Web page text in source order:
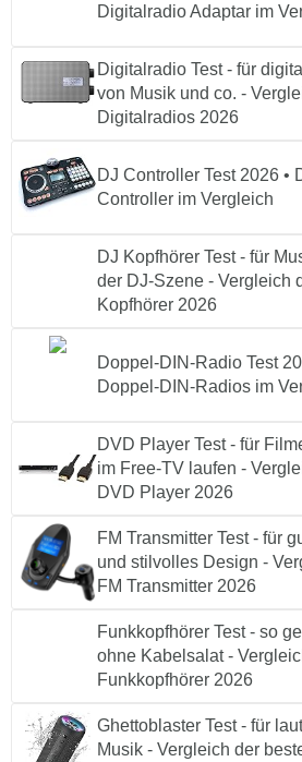
Digitalradio Adaptar im
Digitalradio Test - für
von Musik und co. -
Digitalradios 2026
DJ Controller Test 2026 •
Controller im Vergleich
DJ Kopfhörer Test - für
der DJ-Szene - Vergleich
Kopfhörer 2026
Doppel-DIN-Radio Test
Doppel-DIN-Radios im
DVD Player Test - für
im Free-TV laufen -
DVD Player 2026
FM Transmitter Test - für
und stilvolles Design -
FM Transmitter 2026
Funkkopfhörer Test - so
ohne Kabelsalat -
Funkkopfhörer 2026
Ghettoblaster Test - für
Musik - Vergleich der